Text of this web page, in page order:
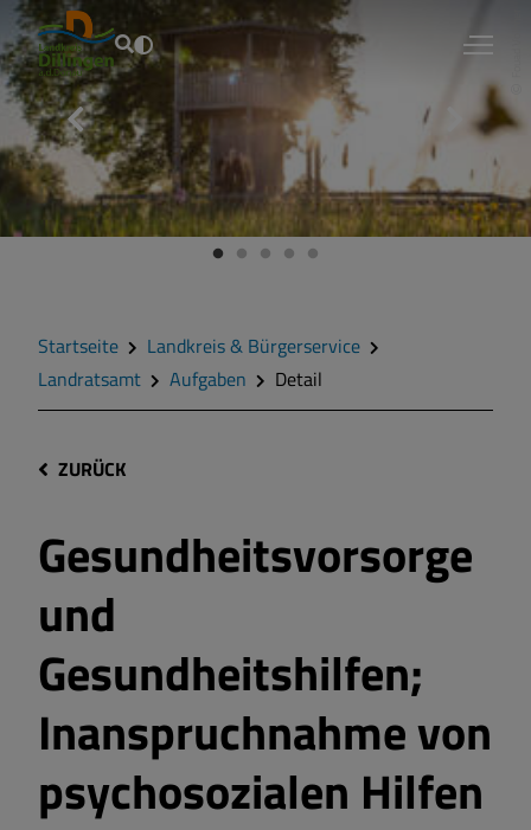
Fouad Vollmer
Startseite
Landkreis & Bürgerservice
Landratsamt
Aufgaben Detail
ZURÜCK
Gesundheitsvorsorge
und
Gesundheitshilfen;
Inanspruchnahme von
psychosozialen Hilfen